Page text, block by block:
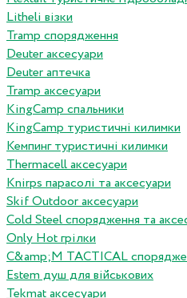
Litheli візки
Tramp спорядження
Deuter аксесуари
Deuter аптечка
Tramp аксесуари
KingCamp спальники
KingCamp туристичні килимки
Кемпинг туристичні килимки
Thermacell аксесуари
Knirps парасолі та аксесуари
Skif Outdoor аксесуари
Cold Steel спорядження та
Only Hot грілки
C&amp;M TACTICAL
Estem душ для військових
Tekmat аксесуари